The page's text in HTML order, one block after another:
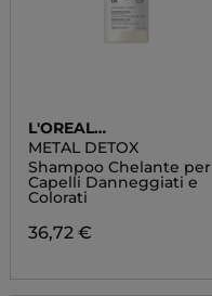
L'OREAL
PROFESSIONNEL
METAL DETOX
Shampoo Chelante per
Capelli Danneggiati e
Colorati
36,72 €